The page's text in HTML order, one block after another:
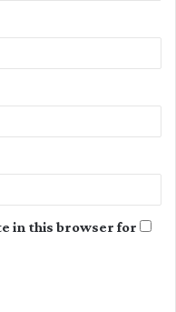
in this browser for